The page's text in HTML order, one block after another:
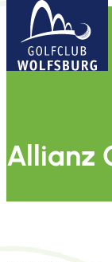
Allianz